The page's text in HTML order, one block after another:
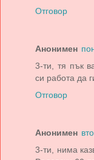
Отговор
Анонимен
3-ти, тя пък
си работа да
Отговор
Анонимен
3-ти, нима